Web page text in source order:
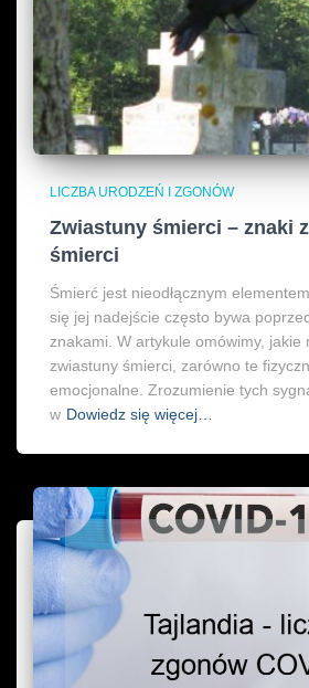
LICZBA URODZEŃ I ZGONÓW
Zwiastuny śmierci – znaki
śmierci
Śmierć jest nieodłącznym
się jej nadejście często bywa
znakami. W artykule omówimy, jakie
zwiastuny śmierci, zarówno te
emocjonalne. Zrozumienie tych
w Dowiedz się więcej…